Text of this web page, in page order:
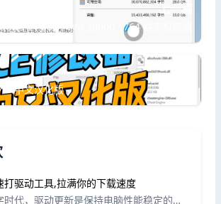
上一篇
11 26H1 Pro 28000.1764 稳定极限版
中文汉化版
打驱动工具,拉满你的下载速度
时代，驱动更新是保持电脑性能稳定的关